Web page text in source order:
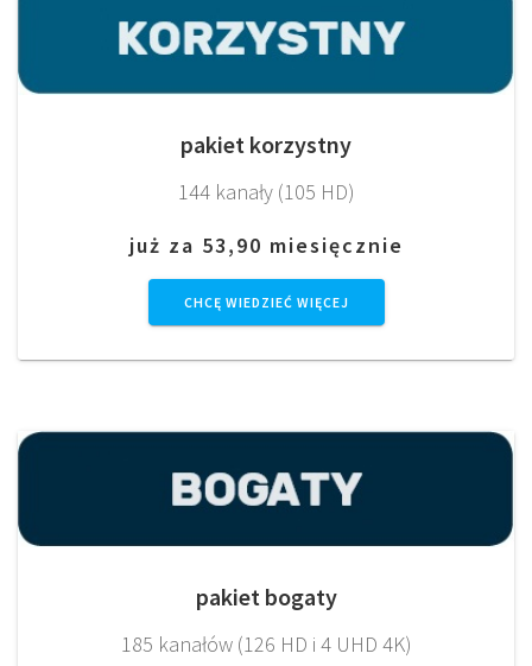
pakiet korzystny
144 kanały (105 HD)
już za 53,90 miesięcznie
CHCĘ WIEDZIEĆ WIĘCEJ
pakiet bogaty
185 kanałów (126 HD i 4 UHD 4K)